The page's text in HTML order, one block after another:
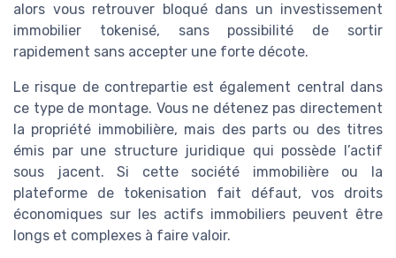
alors vous retrouver bloqué dans un investissement
immobilier tokenisé, sans possibilité de sortir
rapidement sans accepter une forte décote.
Le risque de contrepartie est également central dans
ce type de montage. Vous ne détenez pas directement
la propriété immobilière, mais des parts ou des titres
émis par une structure juridique qui possède l’actif
sous jacent. Si cette société immobilière ou la
plateforme de tokenisation fait défaut, vos droits
économiques sur les actifs immobiliers peuvent être
longs et complexes à faire valoir.